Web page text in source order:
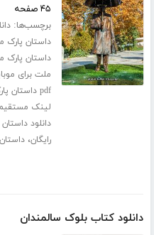
۴۵ صفحه
برچسب‌ها:
داستان پارک
داستان پارک
ملت برای
pdf داستان پارک ملت کامل
لینک
دانلود
رایگان،داستان
دانلود کتاب بلوک سالمندان